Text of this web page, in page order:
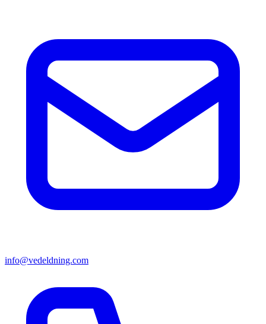
info@vedeldning.com